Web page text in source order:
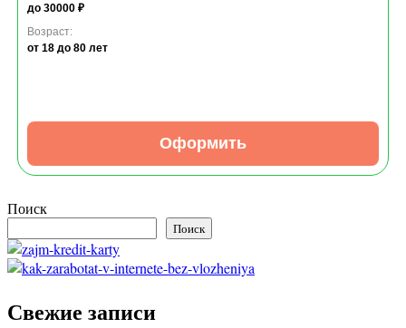
до 30000 ₽
Возраст:
от 18 до 80 лет
Оформить
Поиск
Поиск
Свежие записи